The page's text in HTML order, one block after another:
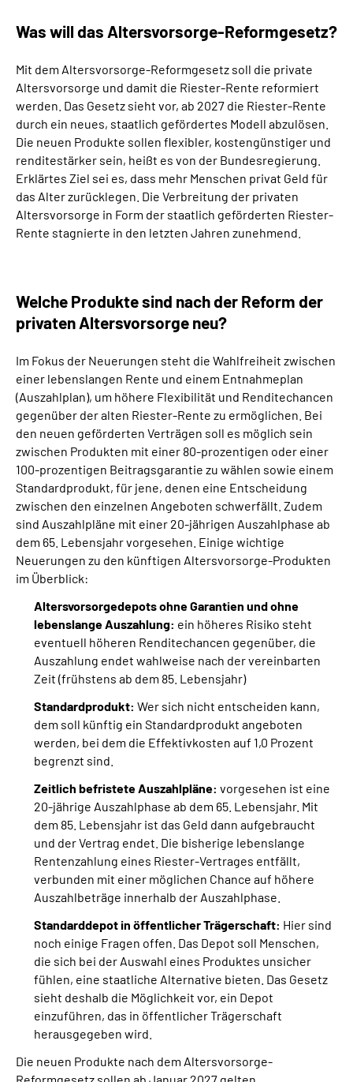
Was will das Altersvorsorge-Reformgesetz?
Mit dem Altersvorsorge-Reformgesetz soll die private
Altersvorsorge und damit die Riester-Rente reformiert
werden. Das Gesetz sieht vor, ab 2027 die Riester-Rente
durch ein neues, staatlich gefördertes Modell abzulösen.
Die neuen Produkte sollen flexibler, kostengünstiger und
renditestärker sein, heißt es von der Bundesregierung.
Erklärtes Ziel sei es, dass mehr Menschen privat Geld für
das Alter zurücklegen. Die Verbreitung der privaten
Altersvorsorge in Form der staatlich geförderten Riester-
Rente stagnierte in den letzten Jahren zunehmend.
Welche Produkte sind nach der Reform der
privaten Altersvorsorge neu?
Im Fokus der Neuerungen steht die Wahlfreiheit zwischen
einer lebenslangen Rente und einem Entnahmeplan
(Auszahlplan), um höhere Flexibilität und Renditechancen
gegenüber der alten Riester-Rente zu ermöglichen. Bei
den neuen geförderten Verträgen soll es möglich sein
zwischen Produkten mit einer 80-prozentigen oder einer
100-prozentigen Beitragsgarantie zu wählen sowie einem
Standardprodukt, für jene, denen eine Entscheidung
zwischen den einzelnen Angeboten schwerfällt. Zudem
sind Auszahlpläne mit einer 20-jährigen Auszahlphase ab
dem 65. Lebensjahr vorgesehen. Einige wichtige
Neuerungen zu den künftigen Altersvorsorge-Produkten
im Überblick:
Altersvorsorgedepots ohne Garantien und ohne
lebenslange Auszahlung: ein höheres Risiko steht
eventuell höheren Renditechancen gegenüber, die
Auszahlung endet wahlweise nach der vereinbarten
Zeit (frühstens ab dem 85. Lebensjahr)
Standardprodukt: Wer sich nicht entscheiden kann,
dem soll künftig ein Standardprodukt angeboten
werden, bei dem die Effektivkosten auf 1,0 Prozent
begrenzt sind.
Zeitlich befristete Auszahlpläne: vorgesehen ist eine
20-jährige Auszahlphase ab dem 65. Lebensjahr. Mit
dem 85. Lebensjahr ist das Geld dann aufgebraucht
und der Vertrag endet. Die bisherige lebenslange
Rentenzahlung eines Riester-Vertrages entfällt,
verbunden mit einer möglichen Chance auf höhere
Auszahlbeträge innerhalb der Auszahlphase.
Standarddepot in öffentlicher Trägerschaft: Hier sind
noch einige Fragen offen. Das Depot soll Menschen,
die sich bei der Auswahl eines Produktes unsicher
fühlen, eine staatliche Alternative bieten. Das Gesetz
sieht deshalb die Möglichkeit vor, ein Depot
einzuführen, das in öffentlicher Trägerschaft
herausgegeben wird.
Die neuen Produkte nach dem Altersvorsorge-